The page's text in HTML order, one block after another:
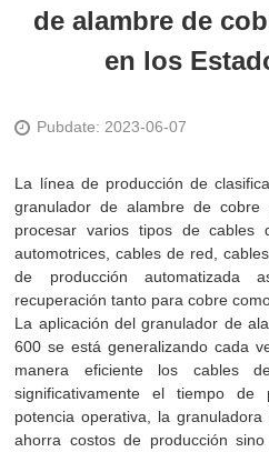
de alambre de
en los
Pubdate: 2023-06-07
La línea de producción de
granulador de alambre de
procesar varios tipos de cables
automotrices, cables de red,
de producción
recuperación tanto para cobre
La aplicación del granulador de
600 se está generalizando cada
manera eficiente los cables
significativamente el tiempo de
potencia operativa, la
ahorra costos de producción